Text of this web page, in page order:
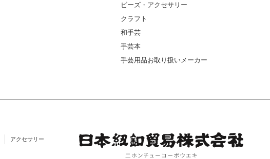
ビーズ・アクセサリー
クラフト
和手芸
手芸本
手芸用品お取り扱いメーカー
アクセサリー